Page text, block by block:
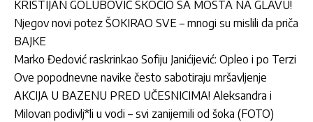
KRISTIJAN GOLUBOVIĆ SKOČIO SA MOSTA NA GLAVU!
Njegov novi potez ŠOKIRAO SVE – mnogi su mislili da priča
BAJKE
Marko Đedović raskrinkao Sofiju Janićijević: Opleo i po Terzi
Ove popodnevne navike često sabotiraju mršavljenje
AKCIJA U BAZENU PRED UČESNICIMA! Aleksandra i
Milovan podivlj*li u vodi – svi zanijemili od šoka (FOTO)